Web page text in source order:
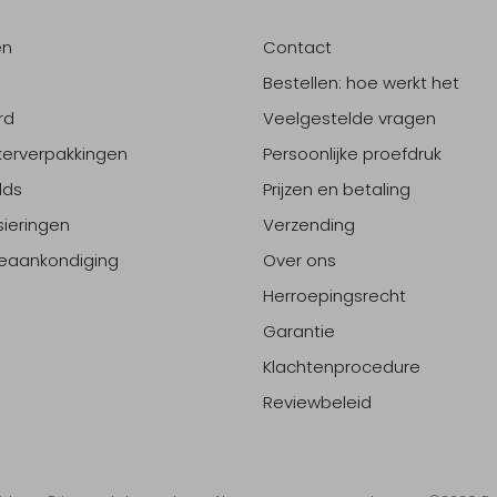
Contact
Bestellen: hoe werkt het
Veelgestelde vragen
Persoonlijke proefdruk
Prijzen en betaling
Verzending
Over ons
Herroepingsrecht
Garantie
Klachtenprocedure
Reviewbeleid